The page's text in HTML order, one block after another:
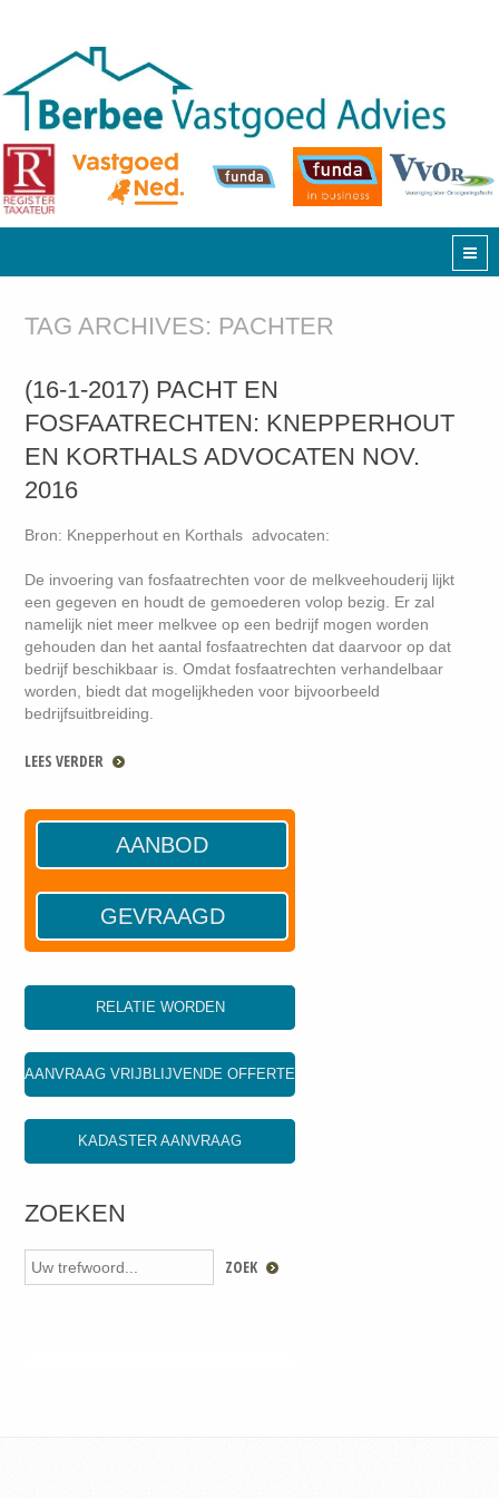
TAG ARCHIVES: PACHTER
(16-1-2017) PACHT EN
FOSFAATRECHTEN: KNEPPERHOUT
EN KORTHALS ADVOCATEN NOV.
2016
Bron: Knepperhout en Korthals advocaten:
De invoering van fosfaatrechten voor de melkveehouderij lijkt
een gegeven en houdt de gemoederen volop bezig. Er zal
namelijk niet meer melkvee op een bedrijf mogen worden
gehouden dan het aantal fosfaatrechten dat daarvoor op dat
bedrijf beschikbaar is. Omdat fosfaatrechten verhandelbaar
worden, biedt dat mogelijkheden voor bijvoorbeeld
bedrijfsuitbreiding.
LEES VERDER
AANBOD
GEVRAAGD
RELATIE WORDEN
AANVRAAG VRIJBLIJVENDE OFFERTE
KADASTER AANVRAAG
ZOEKEN